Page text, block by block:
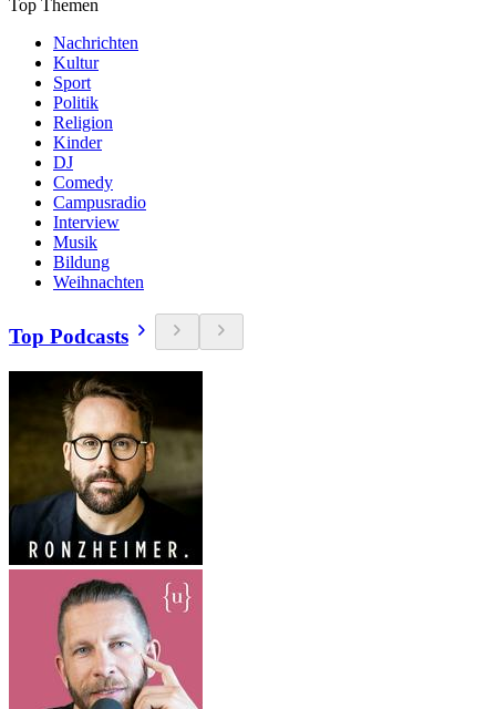
Top Themen
Nachrichten
Kultur
Sport
Politik
Religion
Kinder
DJ
Comedy
Campusradio
Interview
Musik
Bildung
Weihnachten
Top Podcasts